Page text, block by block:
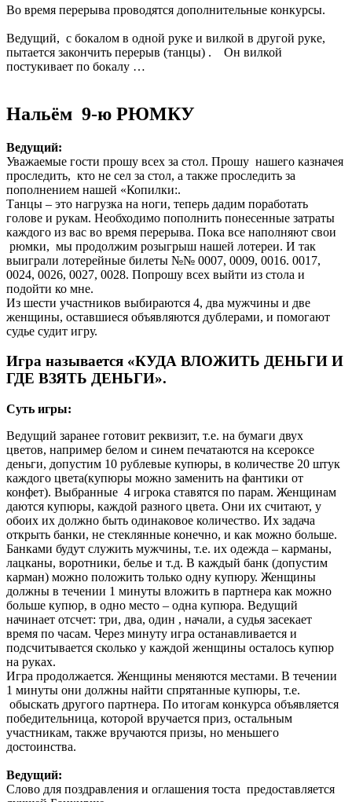
Во время перерыва проводятся дополнительные конкурсы.
Ведущий, с бокалом в одной руке и вилкой в другой руке,
пытается закончить перерыв (танцы) . Он вилкой
постукивает по бокалу …
Нальём 9-ю РЮМКУ
Ведущий:
Уважаемые гости прошу всех за стол. Прошу нашего казначея
проследить, кто не сел за стол, а также проследить за
пополнением нашей «Копилки:.
Танцы – это нагрузка на ноги, теперь дадим поработать
голове и рукам. Необходимо пополнить понесенные затраты
каждого из вас во время перерыва. Пока все наполняют свои
рюмки, мы продолжим розыгрыш нашей лотереи. И так
выиграли лотерейные билеты №№ 0007, 0009, 0016. 0017,
0024, 0026, 0027, 0028. Попрошу всех выйти из стола и
подойти ко мне.
Из шести участников выбираются 4, два мужчины и две
женщины, оставшиеся объявляются дублерами, и помогают
судье судит игру.
Игра называется «КУДА ВЛОЖИТЬ ДЕНЬГИ И
ГДЕ ВЗЯТЬ ДЕНЬГИ».
Суть игры:
Ведущий заранее готовит реквизит, т.е. на бумаги двух
цветов, например белом и синем печатаются на ксероксе
деньги, допустим 10 рублевые купюры, в количестве 20 штук
каждого цвета(купюры можно заменить на фантики от
конфет). Выбранные 4 игрока ставятся по парам. Женщинам
даются купюры, каждой разного цвета. Они их считают, у
обоих их должно быть одинаковое количество. Их задача
открыть банки, не стеклянные конечно, и как можно больше.
Банками будут служить мужчины, т.е. их одежда – карманы,
лацканы, воротники, белье и т.д. В каждый банк (допустим
карман) можно положить только одну купюру. Женщины
должны в течении 1 минуты вложить в партнера как можно
больше купюр, в одно место – одна купюра. Ведущий
начинает отсчет: три, два, один , начали, а судья засекает
время по часам. Через минуту игра останавливается и
подсчитывается сколько у каждой женщины осталось купюр
на руках.
Игра продолжается. Женщины меняются местами. В течении
1 минуты они должны найти спрятанные купюры, т.е.
обыскать другого партнера. По итогам конкурса объявляется
победительница, которой вручается приз, остальным
участникам, также вручаются призы, но меньшего
достоинства.
Ведущий:
Слово для поздравления и оглашения тоста предоставляется